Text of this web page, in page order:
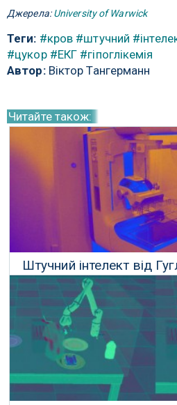
Джерела:University of Warwick
Теги: #кров #штучний
#цукор #ЕКГ #гіпоглікемія
Автор:Віктор Тангерманн
Читайте також:
Штучний інтелект від
рак молочної